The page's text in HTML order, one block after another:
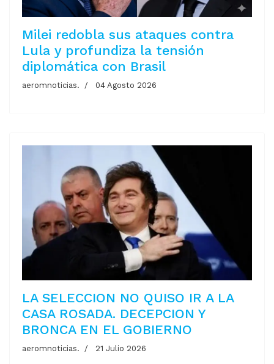
Milei redobla sus ataques contra
Lula y profundiza la tensión
diplomática con Brasil
aeromnoticias. 04 Agosto 2026
LA SELECCION NO QUISO IR A LA
CASA ROSADA. DECEPCION Y
BRONCA EN EL GOBIERNO
aeromnoticias. 21 Julio 2026